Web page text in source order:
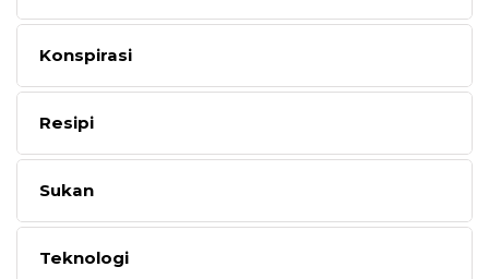
Konspirasi
Resipi
Sukan
Teknologi